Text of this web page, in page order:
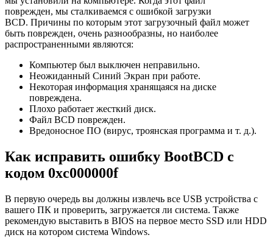
поврежден, мы сталкиваемся с ошибкой загрузки
BCD. Причины по которым этот загрузочный файл может
быть поврежден, очень разнообразны, но наиболее
распространенными являются:
Компьютер был выключен неправильно.
Неожиданный Синий Экран при работе.
Некоторая информация хранящаяся на диске
повреждена.
Плохо работает жесткий диск.
Файл BCD поврежден.
Вредоносное ПО (вирус, троянская программа и т. д.).
Как исправить ошибку BootBCD с
кодом 0xc000000f
В первую очередь вы должны извлечь все USB устройства с
вашего ПК и проверить, загружается ли система. Также
рекомендую выставить в BIOS на первое место SSD или HDD
диск на котором система Windows.